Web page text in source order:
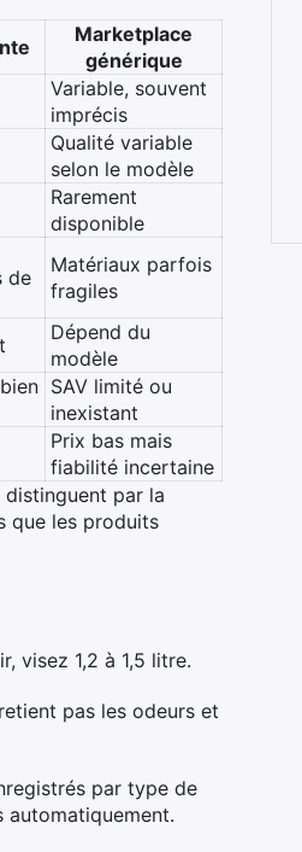
Marketplace
générique
Variable, souvent
imprécis
Qualité variable
selon le modèle
Rarement
disponible
de
Matériaux parfois
fragiles
Dépend du
modèle
SAV limité ou
inexistant
Prix bas mais
fiabilité incertaine
distinguent par la
que les produits
visez 1,2 à 1,5 litre.
pas les odeurs et
par type de
automatiquement.